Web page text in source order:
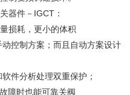
件－IGCT：
损耗，更小的体积
控制方案；而且自动方案设计
件分析处理双重保护；
障时也能可靠关阀